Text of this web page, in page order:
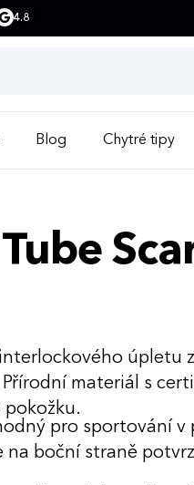
4.8
Blog Chytré tipy
úpletu
materiál s
pro sportování v
boční straně